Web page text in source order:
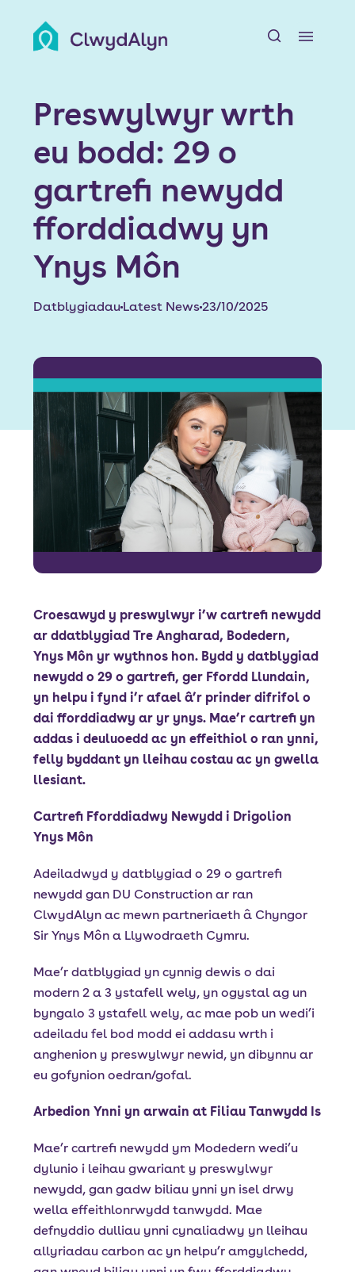
Amdanom ni
Adnoddau Preswylwyr
Chwiliwch am Gartref
Ein Datblygiadau
Newyddion a Digwyddiadau
Swyddi
Font size:
Language
Porth Preswylwyr Mewngofnodi Staff
Preswylwyr wrth
eu bodd: 29 o
gartrefi newydd
fforddiadwy yn
Ynys Môn
Datblygiadau Latest News23/10/2025
Croesawyd y preswylwyr i’w cartrefi newydd
ar ddatblygiad Tre Angharad, Bodedern,
Ynys Môn yr wythnos hon. Bydd y datblygiad
newydd o 29 o gartrefi, ger Ffordd Llundain,
yn helpu i fynd i’r afael â’r prinder difrifol o
dai fforddiadwy ar yr ynys. Mae’r cartrefi yn
addas i deuluoedd ac yn effeithiol o ran ynni,
felly byddant yn lleihau costau ac yn gwella
llesiant.
Cartrefi Fforddiadwy Newydd i Drigolion
Ynys Môn
Adeiladwyd y datblygiad o 29 o gartrefi
newydd gan DU Construction ar ran
ClwydAlyn ac mewn partneriaeth â Chyngor
Sir Ynys Môn a Llywodraeth Cymru.
Mae’r datblygiad yn cynnig dewis o dai
modern 2 a 3 ystafell wely, yn ogystal ag un
byngalo 3 ystafell wely, ac mae pob un wedi’i
adeiladu fel bod modd ei addasu wrth i
anghenion y preswylwyr newid, yn dibynnu ar
eu gofynion oedran/gofal.
Arbedion Ynni yn arwain at Filiau Tanwydd Is
Mae’r cartrefi newydd ym Modedern wedi’u
dylunio i leihau gwariant y preswylwyr
newydd, gan gadw biliau ynni yn isel drwy
wella effeithlonrwydd tanwydd. Mae
defnyddio dulliau ynni cynaliadwy yn lleihau
allyriadau carbon ac yn helpu’r amgylchedd,